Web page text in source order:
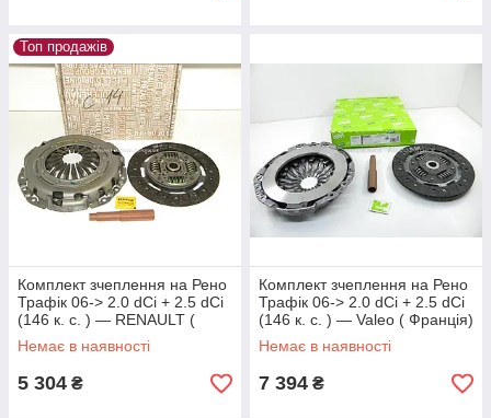
Топ продажів
Комплект зчеплення на Рено
Трафік 06-> 2.0 dCi + 2.5 dCi
(146 к. с. ) — RENAULT (
Оригінал) - 7711134977
Немає в наявності
5 304 ₴
Комплект зчеплення на Рено
Трафік 06-> 2.0 dCi + 2.5 dCi
(146 к. с. ) — Valeo ( Франція)
- 826816
Немає в наявності
7 394 ₴